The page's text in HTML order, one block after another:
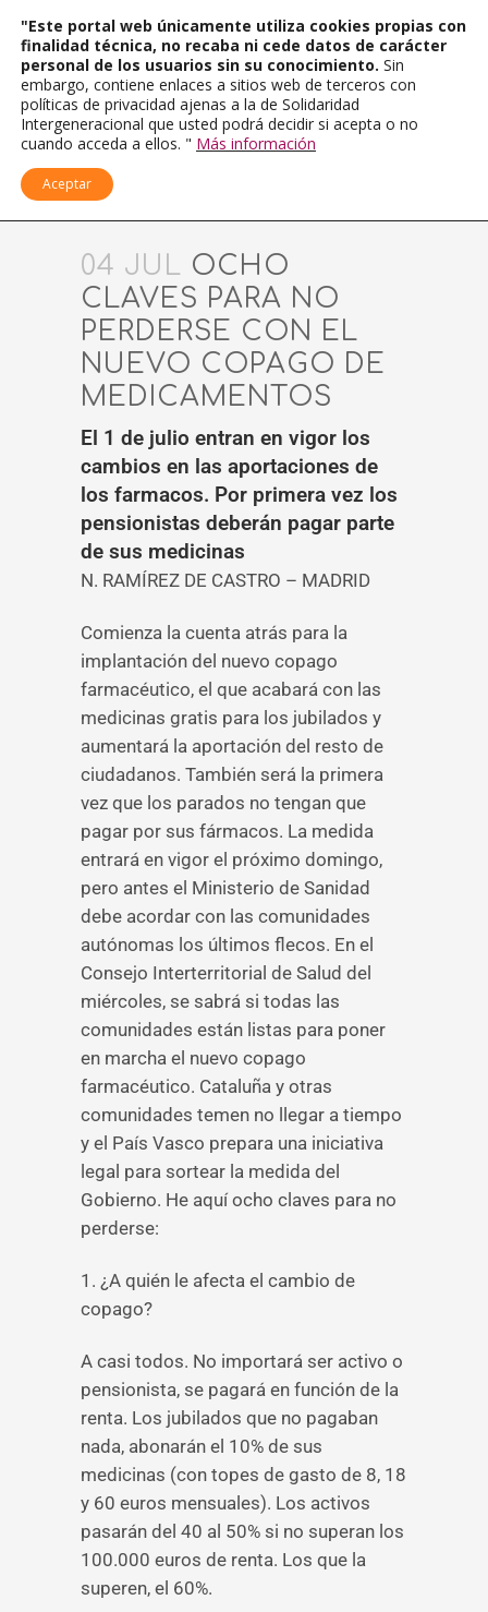
04 JUL OCHO
CLAVES PARA NO
PERDERSE CON EL
NUEVO COPAGO DE
MEDICAMENTOS
El 1 de julio entran en vigor los
cambios en las aportaciones de
los farmacos. Por primera vez los
pensionistas deberán pagar parte
de sus medicinas
N. RAMÍREZ DE CASTRO – MADRID
Comienza la cuenta atrás para la
implantación del nuevo copago
farmacéutico, el que acabará con las
medicinas gratis para los jubilados y
aumentará la aportación del resto de
ciudadanos. También será la primera
vez que los parados no tengan que
pagar por sus fármacos. La medida
entrará en vigor el próximo domingo,
pero antes el Ministerio de Sanidad
debe acordar con las comunidades
autónomas los últimos flecos. En el
Consejo Interterritorial de Salud del
miércoles, se sabrá si todas las
comunidades están listas para poner
en marcha el nuevo copago
farmacéutico. Cataluña y otras
comunidades temen no llegar a tiempo
y el País Vasco prepara una iniciativa
legal para sortear la medida del
Gobierno. He aquí ocho claves para no
perderse:
1. ¿A quién le afecta el cambio de
copago?
A casi todos. No importará ser activo o
pensionista, se pagará en función de la
renta. Los jubilados que no pagaban
nada, abonarán el 10% de sus
medicinas (con topes de gasto de 8, 18
y 60 euros mensuales). Los activos
pasarán del 40 al 50% si no superan los
100.000 euros de renta. Los que la
superen, el 60%.
"Este portal web únicamente utiliza cookies propias con
finalidad técnica, no recaba ni cede datos de carácter
personal de los usuarios sin su conocimiento. Sin
embargo, contiene enlaces a sitios web de terceros con
políticas de privacidad ajenas a la de Solidaridad
Intergeneracional que usted podrá decidir si acepta o no
cuando acceda a ellos. " Más información
Aceptar